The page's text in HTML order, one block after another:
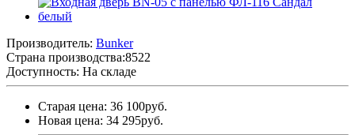
Производитель: Bunker
Страна производства:8522
Доступность: На складе
Старая цена: 36 100руб.
Новая цена: 34 295руб.